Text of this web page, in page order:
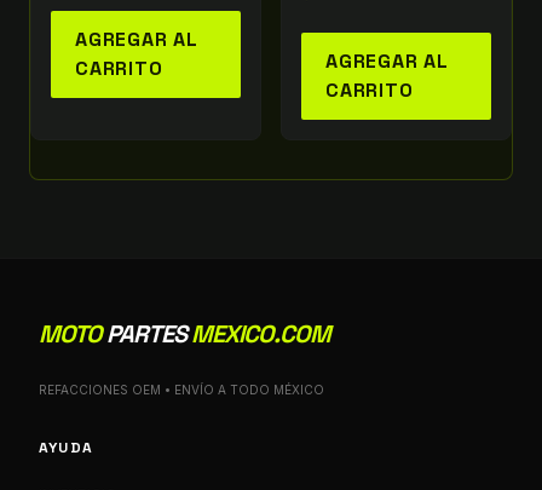
AGREGAR AL
CARRITO
AGREGAR AL
CARRITO
MOTOPARTESMEXICO.COM
REFACCIONES OEM • ENVÍO A TODO MÉXICO
AYUDA